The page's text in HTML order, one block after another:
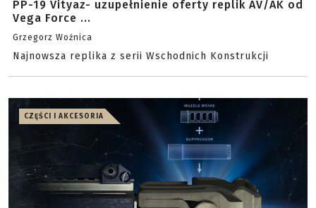
PP-19 Vityaz- uzupełnienie oferty replik AV/AK od
Vega Force ...
Grzegorz Woźnica
Najnowsza replika z serii Wschodnich Konstrukcji
CZĘŚCI I AKCESORIA